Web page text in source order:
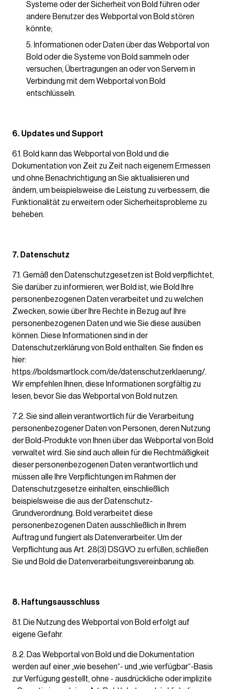
Systeme oder der Sicherheit von Bold führen oder
andere Benutzer des Webportal von Bold stören
könnte;
Informationen oder Daten über das Webportal von
Bold oder die Systeme von Bold sammeln oder
versuchen, Übertragungen an oder von Servern in
Verbindung mit dem Webportal von Bold
entschlüsseln.
6. Updates und Support
6.1. Bold kann das Webportal von Bold und die
Dokumentation von Zeit zu Zeit nach eigenem Ermessen
und ohne Benachrichtigung an Sie aktualisieren und
ändern, um beispielsweise die Leistung zu verbessern, die
Funktionalität zu erweitern oder Sicherheitsprobleme zu
beheben.
7. Datenschutz
7.1. Gemäß den Datenschutzgesetzen ist Bold verpflichtet,
Sie darüber zu informieren, wer Bold ist, wie Bold Ihre
personenbezogenen Daten verarbeitet und zu welchen
Zwecken, sowie über Ihre Rechte in Bezug auf Ihre
personenbezogenen Daten und wie Sie diese ausüben
können. Diese Informationen sind in der
Datenschutzerklärung von Bold enthalten. Sie finden es
hier:
https://boldsmartlock.com/de/datenschutzerklaerung/.
Wir empfehlen Ihnen, diese Informationen sorgfältig zu
lesen, bevor Sie das Webportal von Bold nutzen.
7.2. Sie sind allein verantwortlich für die Verarbeitung
personenbezogener Daten von Personen, deren Nutzung
der Bold-Produkte von Ihnen über das Webportal von Bold
verwaltet wird. Sie sind auch allein für die Rechtmäßigkeit
dieser personenbezogenen Daten verantwortlich und
müssen alle Ihre Verpflichtungen im Rahmen der
Datenschutzgesetze einhalten, einschließlich
beispielsweise die aus der Datenschutz-
Grundverordnung. Bold verarbeitet diese
personenbezogenen Daten ausschließlich in Ihrem
Auftrag und fungiert als Datenverarbeiter. Um der
Verpflichtung aus Art. 28(3) DSGVO zu erfüllen, schließen
Sie und Bold die Datenverarbeitungsvereinbarung ab.
8. Haftungsausschluss
8.1. Die Nutzung des Webportal von Bold erfolgt auf
eigene Gefahr.
8.2. Das Webportal von Bold und die Dokumentation
werden auf einer „wie besehen“- und „wie verfügbar“-Basis
zur Verfügung gestellt, ohne - ausdrückliche oder implizite